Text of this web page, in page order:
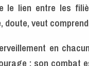
le lien entre les
doute, veut
en
: son combat